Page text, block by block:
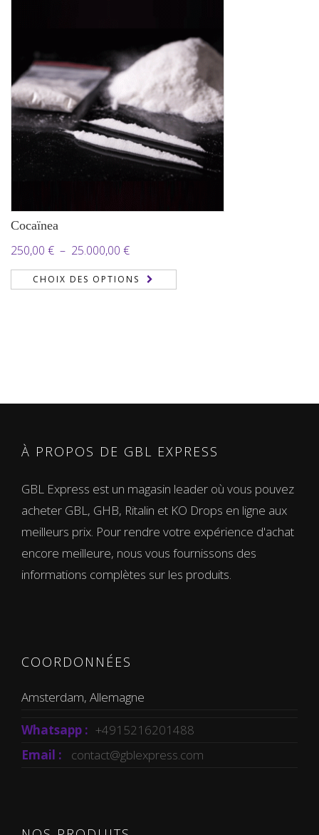
Cocaïnea
250,00 € – 25.000,00 €Plage
de
prix :
CHOIX DES OPTIONS
À PROPOS DE GBL EXPRESS
GBL Express est un magasin leader où vous pouvez
acheter GBL, GHB, Ritalin et KO Drops en ligne aux
meilleurs prix. Pour rendre votre expérience d'achat
encore meilleure, nous vous fournissons des
informations complètes sur les produits.
COORDONNÉES
Amsterdam, Allemagne
Whatsapp : +4915216201488
Email :
contact@gblexpress.com